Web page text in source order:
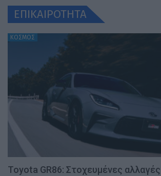
ΕΠΙΚΑΙΡΟΤΗΤΑ
ΚΟΣΜΟΣ
Toyota GR86: Στοχευμένες